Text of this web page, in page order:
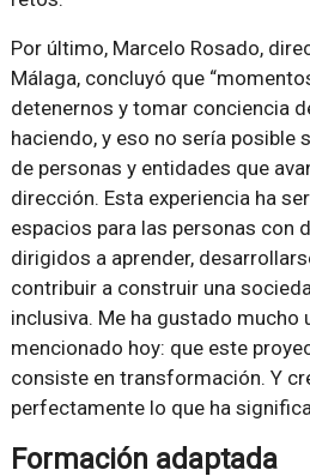
Por último, Marcelo Rosado,
Málaga, concluyó que
detenernos y tomar conciencia
haciendo, y eso no sería posible
de personas y entidades que
dirección. Esta experiencia ha
espacios para las personas con
dirigidos a aprender,
contribuir a construir una
inclusiva. Me ha gustado mucho
mencionado hoy: que este
consiste en transformación. Y
perfectamente lo que ha
Formación adaptada